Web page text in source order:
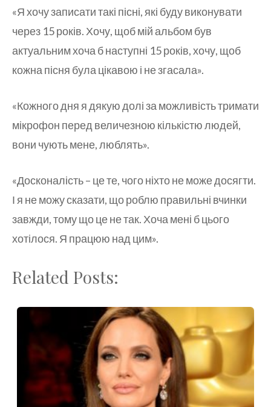
«Я хочу записати такі пісні, які буду виконувати
через 15 років. Хочу, щоб мій альбом був
актуальним хоча б наступні 15 років, хочу, щоб
кожна пісня була цікавою і не згасала».
«Кожного дня я дякую долі за можливість тримати
мікрофон перед величезною кількістю людей,
вони чують мене, люблять».
«Досконалість – це те, чого ніхто не може досягти.
І я не можу сказати, що роблю правильні вчинки
завжди, тому що це не так. Хоча мені б цього
хотілося. Я працюю над цим».
Related Posts: